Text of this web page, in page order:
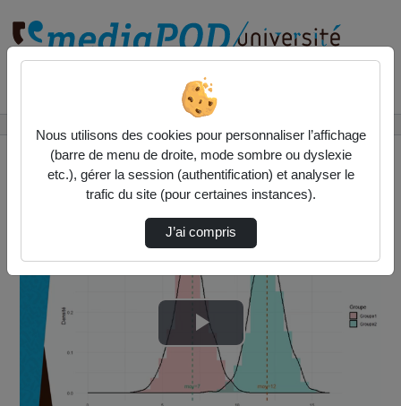
Lire
la
Nous utilisons des cookies pour personnaliser l’affichage
(barre de menu de droite, mode sombre ou dyslexie
etc.), gérer la session (authentification) et analyser le
trafic du site (pour certaines instances).
J’ai compris